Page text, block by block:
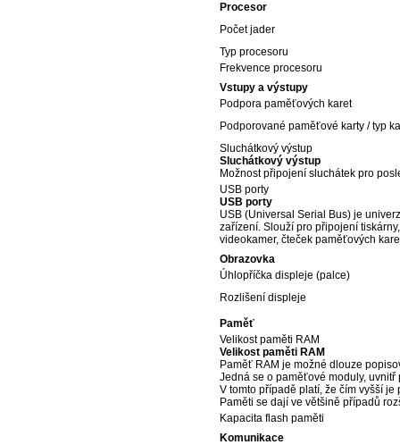
Procesor
Počet jader
Typ procesoru
Frekvence procesoru
Vstupy a výstupy
Podpora paměťových karet
Podporované paměťové karty / typ
Sluchátkový výstup
Sluchátkový výstup
Možnost připojení sluchátek pro
USB porty
USB porty
USB (Universal Serial Bus) je
zařízení. Slouží pro připojení
videokamer, čteček paměťových
Obrazovka
Úhlopříčka displeje (palce)
Rozlišení displeje
Paměť
Velikost paměti RAM
Velikost paměti RAM
Paměť RAM je možné dlouze
Jedná se o paměťové moduly,
V tomto případě platí, že čím vyšší
Paměti se dají ve většině případů
Kapacita flash paměti
Komunikace